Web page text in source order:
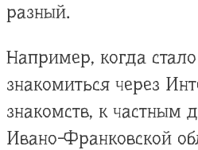
разный.
Например, когда
знакомиться через
знакомств, к частным
Ивано-Франковской